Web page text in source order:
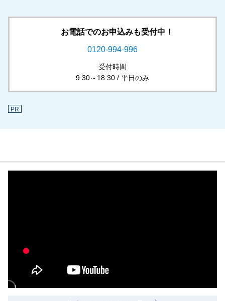
お電話でのお申込みも受付中！
0120-994-996
受付時間
9:30～18:30 / 平日のみ
PR